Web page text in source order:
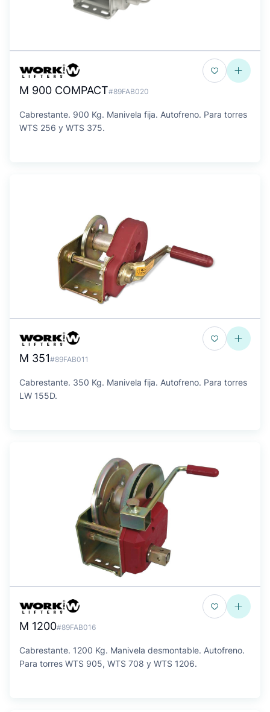
M 900 COMPACT#89FAB020
Cabrestante. 900 Kg. Manivela fija. Autofreno. Para torres
WTS 256 y WTS 375.
M 351#89FAB011
Cabrestante. 350 Kg. Manivela fija. Autofreno. Para torres
LW 155D.
M 1200#89FAB016
Cabrestante. 1200 Kg. Manivela desmontable. Autofreno.
Para torres WTS 905, WTS 708 y WTS 1206.